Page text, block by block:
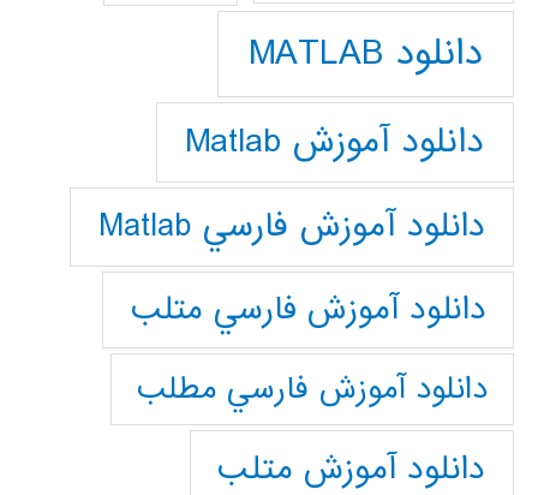
دانلود MATLAB
دانلود آموزش Matlab
دانلود آموزش فارسي Matlab
دانلود آموزش فارسي متلب
دانلود آموزش فارسي مطلب
دانلود آموزش متلب